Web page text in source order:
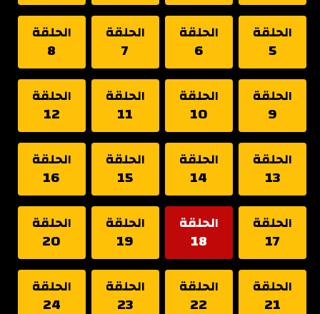
الحلقة
5
الحلقة
6
الحلقة
7
الحلقة
8
الحلقة
9
الحلقة
10
الحلقة
11
الحلقة
12
الحلقة
13
الحلقة
14
الحلقة
15
الحلقة
16
الحلقة
17
الحلقة
18
الحلقة
19
الحلقة
20
الحلقة
21
الحلقة
22
الحلقة
23
الحلقة
24